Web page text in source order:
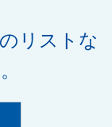
リストな